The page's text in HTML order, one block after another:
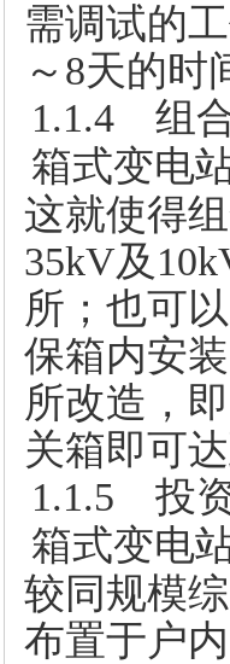
需调试的
～8天的时
1.1.4 组
箱式变电
这就使得
35kV及
所；也可
保箱内安
所改造，
关箱即可
1.1.5 投
箱式变电
较同规模
布置于户